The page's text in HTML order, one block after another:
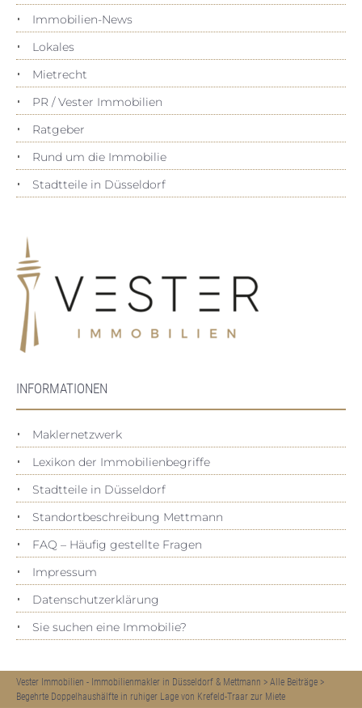
Immobilien-News
Lokales
Mietrecht
PR / Vester Immobilien
Ratgeber
Rund um die Immobilie
Stadtteile in Düsseldorf
INFORMATIONEN
Maklernetzwerk
Lexikon der Immobilienbegriffe
Stadtteile in Düsseldorf
Standortbeschreibung Mettmann
FAQ – Häufig gestellte Fragen
Impressum
Datenschutz­erklärung
Sie suchen eine Immobilie?
Vester Immobilien - Immobilienmakler in Düsseldorf & Mettmann > Alle Beiträge >
Begehrte Doppelhaushälfte in ruhiger Lage von Krefeld-Traar zur Miete